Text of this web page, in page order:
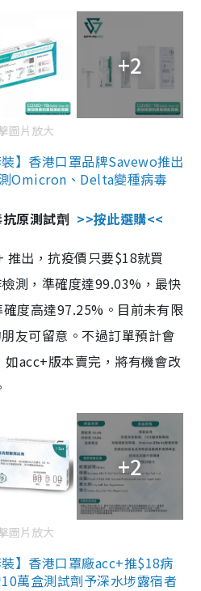
+2
圖片放大
】香港口罩品牌Savewo推出
Omicron、Delta變種病毒
原測試劑 >>按此選購<<
推出，抗疫價只要$18就買
測，準確度達99.03%，最快
度高達97.25%。目前未有限
友可留意。不過訂單預計會
acc+版本賣完，將有機會改
+2
圖片放大
】香港口罩廠acc+推$18病
萬盒測試劑予深水埗露宿者